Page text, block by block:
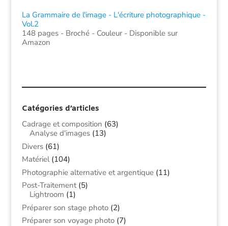
La Grammaire de l'image - L'écriture photographique -
Vol.2
148 pages - Broché - Couleur - Disponible sur
Amazon
Catégories d’articles
Cadrage et composition (63)
Analyse d'images(13)
Divers(61)
Matériel(104)
Photographie alternative et argentique(11)
Post-Traitement(5)
Lightroom (1)
Préparer son stage photo(2)
Préparer son voyage photo(7)